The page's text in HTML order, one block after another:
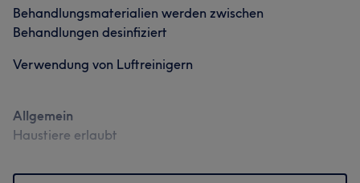
Freundlich 18
Aufmerksam 9
Behandlungsmaterialien werden zwischen
Behandlungen desinfiziert
Verwendung von Luftreinigern
Allgemein
Haustiere erlaubt